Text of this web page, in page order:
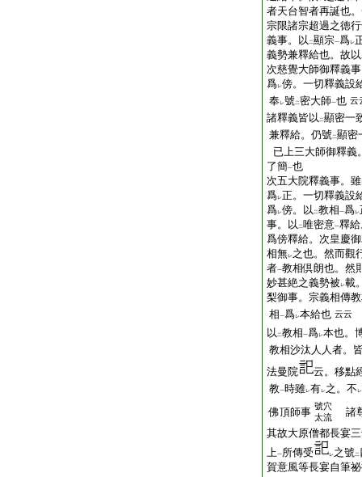
者天台智者再誕也
宗限諸宗超過之徳
義事。以 二顯宗一爲レ
義勢兼釋給也。故以
次慈覺大師御釋義
爲レ傍。一切釋義設
奉レ號二密大師一也 云
諸釋義皆以 二顯密一
兼釋給。仍號二顯密
已上三大師御釋義
了簡一也
次五大院釋義事。雖
爲レ正。一切釋義設
爲レ傍。以 二教相一爲レ
事。以 二唯密意一釋
爲傍釋給。次皇慶
相無レ之也。然而觀
者一教相倶朗也。然
妙甚絶之義勢被 レ載
梨御事。宗義相傳
相一爲レ本給也 云云
以 二教相一爲レ本也。
教相沙汰人人者。
法曼院
云。移點
教一時雖レ有レ之。不 レ
佛頂師事 號穴
太流
諸
其故大原僧都長宴
上一所傳受 レ之號二
賀意風等長宴自筆